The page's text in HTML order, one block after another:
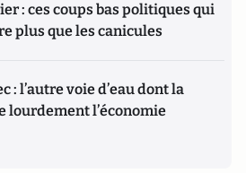
: ces coups bas politiques qui
plus que les canicules
: l’autre voie d’eau dont la
lourdement l’économie